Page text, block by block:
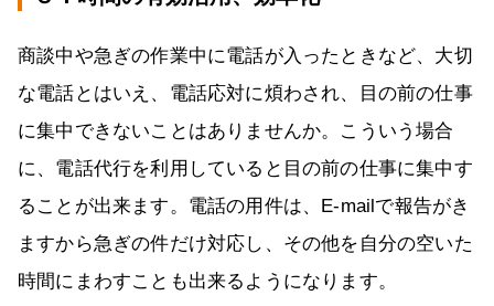
商談中や急ぎの作業中に電話が入ったときなど、大切
な電話とはいえ、電話応対に煩わされ、目の前の仕事
に集中できないことはありませんか。こういう場合
に、電話代行を利用していると目の前の仕事に集中す
ることが出来ます。電話の用件は、E-mailで報告がき
ますから急ぎの件だけ対応し、その他を自分の空いた
時間にまわすことも出来るようになります。